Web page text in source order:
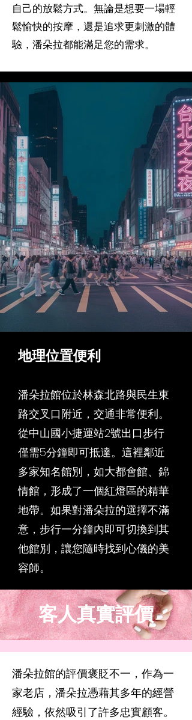
自己的放鬆方式。無論是想要一場輕
鬆愉快的按摩，還是追求更刺激的體
驗，潘朵拉都能滿足您的需求。
地理位置便利
潘朵拉館位於林森北路與民生東
路交叉口附近，交通非常便利。
從中山國小捷運站2號出口步行
僅需5分鐘即可抵達。這裡鄰近
多家知名館別，如大都會館、錦
情館，形成了一個紅燈區的精華
地帶。如果對潘朵拉的選擇不滿
意，步行一分鐘內即可切換到其
他館別，讓您隨時找到心儀的美
容師。
客人真實評價
潘朵拉館的評價褒貶不一，作為一
家老店，潘朵拉憑藉其多年的經營
經驗，依然吸引了許多忠實顧客。